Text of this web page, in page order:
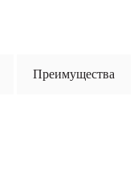
Преимущества